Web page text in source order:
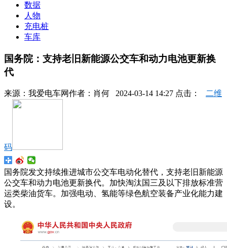
数据
人物
充电桩
车库
国务院：支持老旧新能源公交车和动力电池更新换
代
来源： 我爱电车网作者： 肖何 2024-03-14 14:27 点击： 二维
码
国务院发文持续推进城市公交车电动化替代，支持老旧新能源
公交车和动力电池更新换代。加快淘汰国三及以下排放标准营
运类柴油货车。加强电动、氢能等绿色航空装备产业化能力建
设。